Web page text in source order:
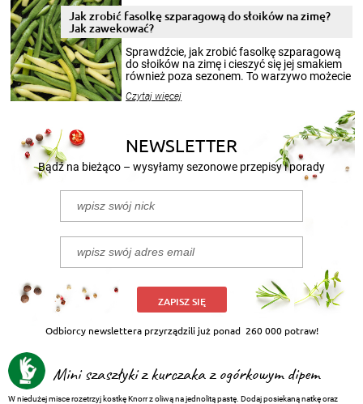
pełni poczuć atmosferę cieplejszych
miesięcy. Przygotowanie słoików ze
patenty, które pozwolą zachować świeżość
przetworów.
Jak zrobić fasolkę szparagową do słoików na zimę?
Jak zawekować?
Sprawdźcie, jak zrobić fasolkę szparagową
do słoików na zimę i cieszyć się jej smakiem
również poza sezonem. To warzywo możecie
nasze propozycje!
Czytaj więcej
NEWSLETTER
Bądź na bieżąco – wysyłamy sezonowe przepisy i porady
ZAPISZ SIĘ
Odbiorcy newslettera przyrządzili już ponad 260 000 potraw!
Mini szaszłyki z kurczaka z ogórkowym dipem
W niedużej misce rozetrzyj kostkę Knorr z oliwą na jednolitą pastę. Dodaj posiekaną natkę oraz